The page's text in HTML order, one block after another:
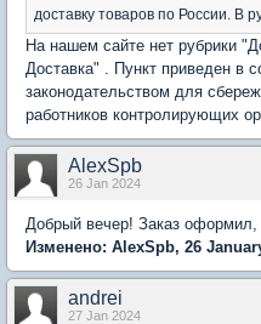
доставку товаров по России. В
На нашем сайте нет рубрики
Доставка" . Пункт приведен в
законодательством для
работников контролирующих
AlexSpb
26 Jan 2024
Добрый вечер! Заказ
Изменено: AlexSpb, 26
andrei
27 Jan 2024